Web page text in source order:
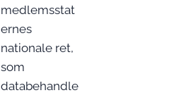
medlemsstat
ernes
nationale ret,
som
databehandle